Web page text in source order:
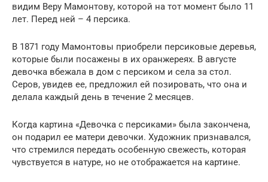
видим Веру Мамонтову, которой на тот момент было 11
лет. Перед ней – 4 персика.
В 1871 году Мамонтовы приобрели персиковые деревья,
которые были посажены в их оранжереях. В августе
девочка вбежала в дом с персиком и села за стол.
Серов, увидев ее, предложил ей позировать, что она и
делала каждый день в течение 2 месяцев.
Когда картина «Девочка с персиками» была закончена,
он подарил ее матери девочки. Художник признавался,
что стремился передать особенную свежесть, которая
чувствуется в натуре, но не отображается на картине.